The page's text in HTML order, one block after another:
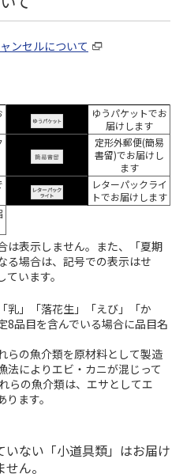
ンセルについて
ゆうパケットでお
届けします
定形外郵便(簡易
書留)でお届けし
ます
レターパックライ
トでお届けします
は表示しません。また、「夏期
る場合は、記号での表示はせ
います。
乳」「落花生」「えび」「か
8品目を含んでいる場合に品目名
の魚介類を原材料として製造
法によりエビ・カニが混じって
らの魚介類は、エサとしてエ
ます。
ない「小道具類」はお届け
ん。